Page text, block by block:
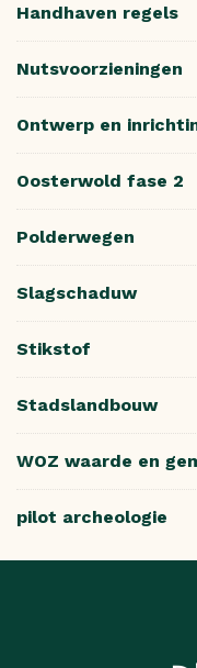
Handhaven regels
Nutsvoorzieningen
Ontwerp en
Oosterwold fase 2
Polderwegen
Slagschaduw
Stikstof
Stadslandbouw
WOZ waarde en
pilot archeologie